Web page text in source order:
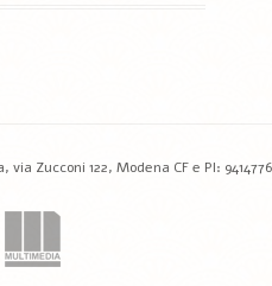
Zucconi 122, Modena CF e PI: